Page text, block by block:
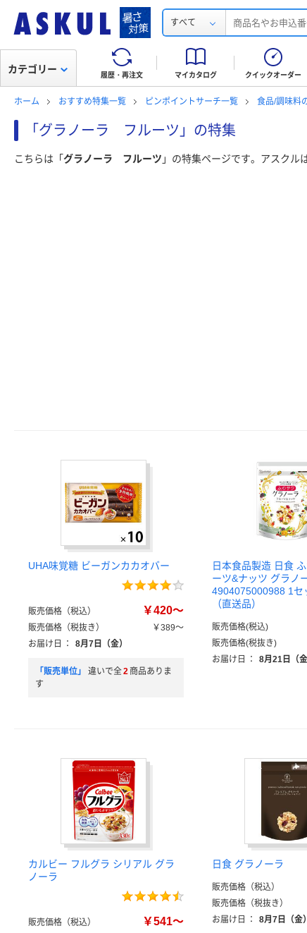
すべて
履歴・再注文 マイカタログ クイックオーダー
カテゴリー
ホーム おすすめ特集一覧 ピンポイントサーチ一覧 食品/調味料
「グラノーラ フルーツ」の特集
こちらは「 グラノーラ フルーツ 」の特集ページです。アスクル
UHA味覚糖 ビーガンカカオバー
販売価格（税込） ￥420～
販売価格（税抜き）
￥389～
お届け日
： 8月7日（金）
「販売単位」 違いで全2 商品ありま
す
日本食品製造 日食
ーツ&ナッツ グラノ
4904075000988 1セ
（直送品）
販売価格(税込)
販売価格(税抜き)
お届け日
： 8月21日（
カルビー フルグラ シリアル グラ
ノーラ
販売価格（税込） ￥541～
日食 グラノーラ
販売価格（税込）
販売価格（税抜き）
お届け日
： 8月7日（金）